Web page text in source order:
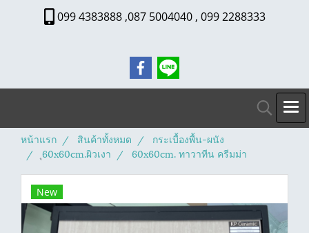
099 4383888 ,087 5004040 , 099 2288333
หน้าแรก สินค้าทั้งหมด
กระเบื้องพื้น-ผนัง
ุ60x60cm.ผิวเงา
60x60cm. ทาวาทีน ครีมม่า
New